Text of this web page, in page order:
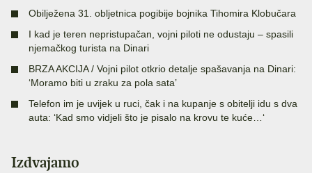
Obilježena 31. obljetnica pogibije bojnika Tihomira Klobučara
I kad je teren nepristupačan, vojni piloti ne odustaju – spasili
njemačkog turista na Dinari
BRZA AKCIJA / Vojni pilot otkrio detalje spašavanja na Dinari:
‘Moramo biti u zraku za pola sata’
Telefon im je uvijek u ruci, čak i na kupanje s obitelji idu s dva
auta: ‘Kad smo vidjeli što je pisalo na krovu te kuće…‘
Izdvajamo